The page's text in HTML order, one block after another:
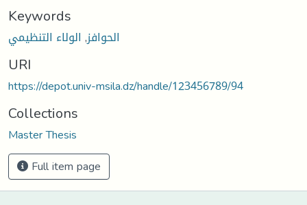
Keywords
الحوافز, الولاء التنظيمي
URI
https://depot.univ-msila.dz/handle/123456789/94
Collections
Master Thesis
Full item page